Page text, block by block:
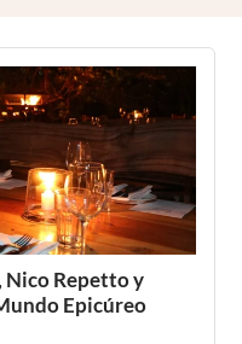
Nico Repetto y
Epicúreo